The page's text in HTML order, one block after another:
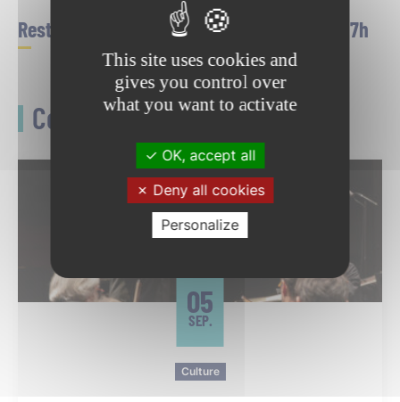
Restitution du travail le samedi 24 avril à 17h
Ceci pourrait vous intéresser
05
SEP.
Culture
This site uses cookies and
gives you control over
what you want to activate
OK, accept all
Deny all cookies
Personalize